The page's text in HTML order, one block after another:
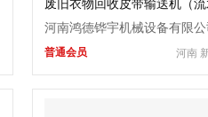
废旧衣物回收皮带输送机（
线设备）定制方案
河南鸿德铧宇机械设备有限
河南
普通会员